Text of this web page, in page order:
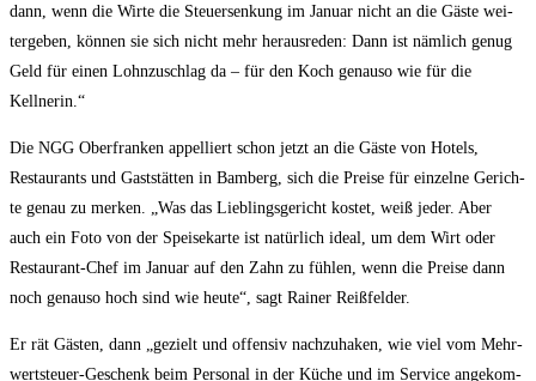
dann, wenn die Wir­te die Steu­er­sen­kung im Janu­ar nicht an die Gäs­te wei­
ter­ge­ben, kön­nen sie sich nicht mehr her­aus­re­den: Dann ist näm­lich genug
Geld für einen Lohn­zu­schlag da – für den Koch genau­so wie für die
Kellnerin.“
Die NGG Ober­fran­ken appel­liert schon jetzt an die Gäs­te von Hotels,
Restau­rants und Gast­stät­ten in Bam­berg, sich die Prei­se für ein­zel­ne Gerich­
te genau zu mer­ken. „Was das Lieb­lings­ge­richt kos­tet, weiß jeder. Aber
auch ein Foto von der Spei­se­kar­te ist natür­lich ide­al, um dem Wirt oder
Restau­rant-Chef im Janu­ar auf den Zahn zu füh­len, wenn die Prei­se dann
noch genau­so hoch sind wie heu­te“, sagt Rai­ner Reißfelder.
Er rät Gäs­ten, dann „gezielt und offen­siv nach­zu­ha­ken, wie viel vom Mehr­
wert­steu­er-Geschenk beim Per­so­nal in der Küche und im Ser­vice ange­kom­